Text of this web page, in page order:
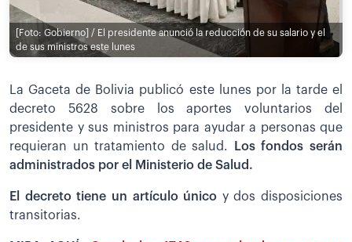
[Foto: Gobierno] / El presidente anunció la reducción de su salario y el
de sus ministros este lunes
La Gaceta de Bolivia publicó este lunes por la tarde el
decreto 5628 sobre los aportes voluntarios del
presidente y sus ministros para ayudar a personas que
requieran un tratamiento de salud.
Los fondos serán
administrados por el Ministerio de Salud.
El decreto tiene un artículo único y dos disposiciones
transitorias.